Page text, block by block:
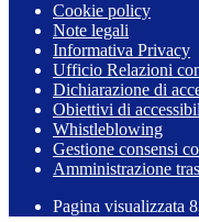
Cookie policy
Note legali
Informativa Privacy
Ufficio Relazioni
Dichiarazione di
Obiettivi di
Whistleblowing
Gestione consensi
Amministrazione
Pagina visualizzata